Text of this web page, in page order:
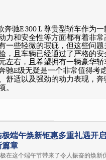
奔驰E 300 L尊贵型轿车作为一
力和安全性等方面都有着非常
一些轻微的瑕疵，但这些问题
，且车辆已经通过了严格的安
左右，且希望拥有一辆豪华轿
驰E级无疑是一个非常值得考
舒适以及强劲的动力表现，奔
。
极端午焕新钜惠多重礼遇开
篇章
在这个端午节带来了令人振奋的焕新